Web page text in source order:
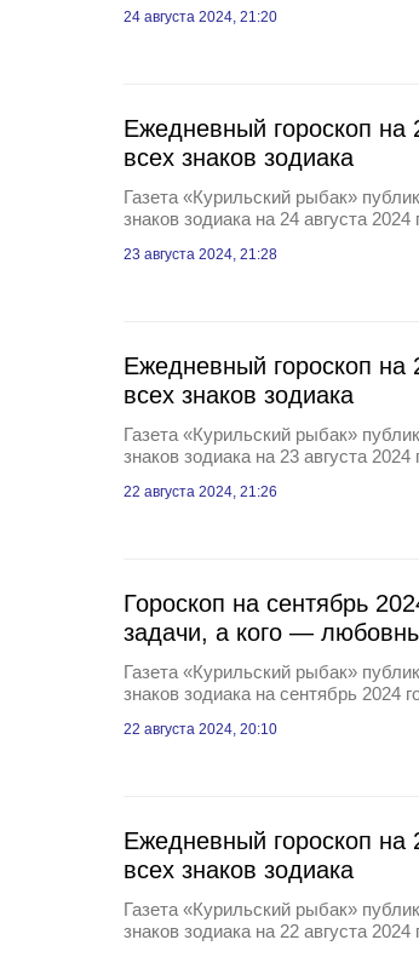
24 августа 2024, 21:20
Ежедневный гороскоп на
всех знаков зодиака
Газета «Курильский рыбак»
знаков зодиака на 24 августа 2024
23 августа 2024, 21:28
Ежедневный гороскоп на
всех знаков зодиака
Газета «Курильский рыбак»
знаков зодиака на 23 августа 2024
22 августа 2024, 21:26
Гороскоп на сентябрь
задачи, а кого —
Газета «Курильский рыбак»
знаков зодиака на сентябрь 2024
22 августа 2024, 20:10
Ежедневный гороскоп на
всех знаков зодиака
Газета «Курильский рыбак»
знаков зодиака на 22 августа 2024